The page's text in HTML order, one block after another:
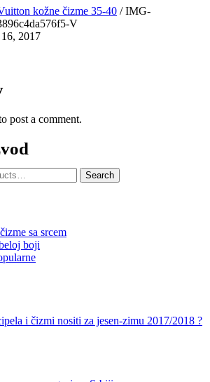
kožne čizme 35-40 / IMG-
V
2017
post a comment.
Search
sa srcem
boji
i čizmi nositi za jesen-zimu 2017/2018 ?